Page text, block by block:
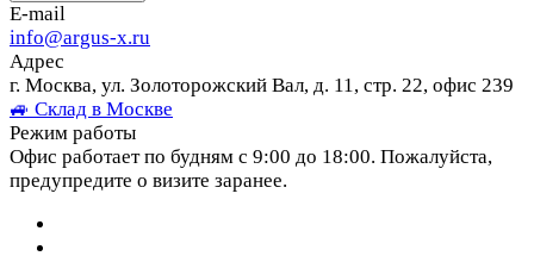
E-mail
info@argus-x.ru
Адрес
г. Москва, ул. Золоторожский Вал, д. 11, стр. 22, офис 239
🚙 Склад в Москве
Режим работы
Офис работает по будням с 9:00 до 18:00. Пожалуйста,
предупредите о визите заранее.